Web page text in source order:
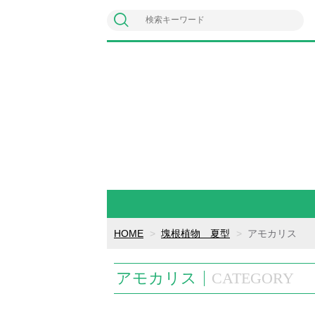
HOME 塊根植物 夏型 アモカリス
CATEGORY
アモカリス